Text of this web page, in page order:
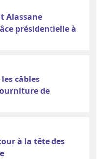
Alassane
présidentielle à
câbles
de
à la tête des